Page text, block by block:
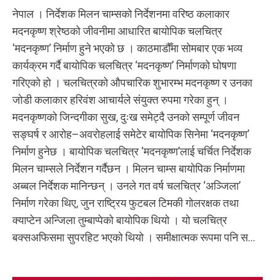
नेपाल । निर्देशक मिलन चाम्सको निर्देशनमा वरिष्ठ कलाकार
मदनकृष्ण श्रेष्ठको जीवनीमा आधारित बायोपिक चलचित्र
‘मदनकृष्ण’ निर्माण हुने भएको छ । काठमाडौँमा सोमबार एक भव्य
कार्यक्रम गर्दै बायोपिक चलचित्र ‘मदनकृष्ण’ निर्माणको घोषणा
गरिएको हो । चलचित्रको औपचारिक शुभारम्भ मदनकृष्ण र उनका
जोडी कलाकार हरिवंश आचार्यले संयुक्त रुपमा गरेका हुन् ।
मदनकृष्णको जिन्दगीका सुख, दुःख समेट्दै उनको सम्पूर्ण जीवन
सङ्घर्ष र आरोह–अवरोहलाई समेटेर बायोपिक सिनेमा ‘मदनकृष्ण’
निर्माण हुनेछ । बायोपिक चलचित्र ‘मदनकृष्ण’लाई चर्चित निर्देशक
मिलन चाम्सले निर्देशन गर्दैछन । मिलन चाम्स बायोपिक निर्माणमा
अब्बल निर्देशक मानिन्छन् । उनले गत वर्ष चलचित्र ‘अञ्जिला’
निर्माण गरेका थिए, जुन राष्ट्रिय फुटबल टिमकी गोलरक्षक तथा
क्याप्टेन अन्जिला तुम्बाप्पेको बायोपिक थियो । यो चलचित्र
बक्सअफिसमा सुपरहिट भएको थियो । समीक्षात्मक रूपमा पनि स...